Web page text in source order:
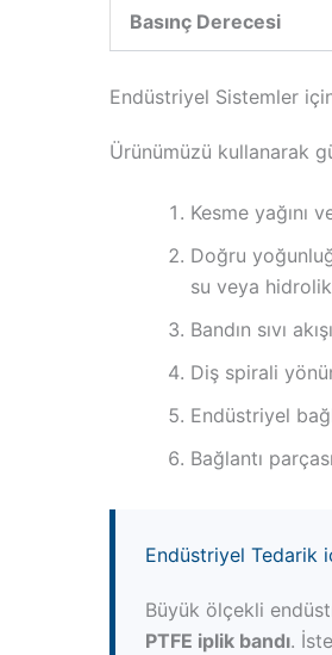
Basınç Derecesi
Endüstriyel Sistemler
Ürünümüzü kullanarak
Kesme yağını
Doğru
su veya
Bandın sıvı
Diş spirali
Endüstriyel
Bağlantı
Endüstriyel Tedarik
Büyük ölçekli
PTFE iplik bandı.